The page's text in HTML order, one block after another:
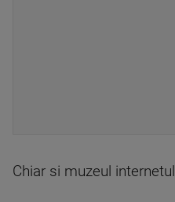
Chiar si muzeul